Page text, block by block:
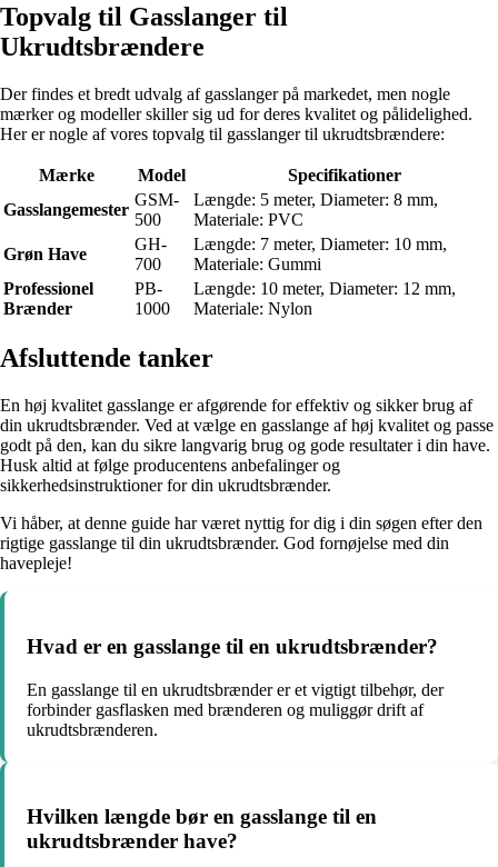
Topvalg til Gasslanger til
Ukrudtsbrændere
Der findes et bredt udvalg af gasslanger på markedet, men nogle
mærker og modeller skiller sig ud for deres kvalitet og pålidelighed.
Her er nogle af vores topvalg til gasslanger til ukrudtsbrændere:
Mærke Model
Specifikationer
Gasslangemester
GSM-
500
Længde: 5 meter, Diameter: 8 mm,
Materiale: PVC
Grøn Have
GH-
700
Længde: 7 meter, Diameter: 10 mm,
Materiale: Gummi
Professionel
Brænder
PB-
1000
Længde: 10 meter, Diameter: 12 mm,
Materiale: Nylon
Afsluttende tanker
En høj kvalitet gasslange er afgørende for effektiv og sikker brug af
din ukrudtsbrænder. Ved at vælge en gasslange af høj kvalitet og passe
godt på den, kan du sikre langvarig brug og gode resultater i din have.
Husk altid at følge producentens anbefalinger og
sikkerhedsinstruktioner for din ukrudtsbrænder.
Vi håber, at denne guide har været nyttig for dig i din søgen efter den
rigtige gasslange til din ukrudtsbrænder. God fornøjelse med din
havepleje!
Hvad er en gasslange til en ukrudtsbrænder?
En gasslange til en ukrudtsbrænder er et vigtigt tilbehør, der
forbinder gasflasken med brænderen og muliggør drift af
ukrudtsbrænderen.
Hvilken længde bør en gasslange til en
ukrudtsbrænder have?